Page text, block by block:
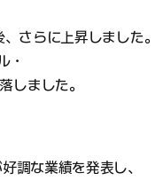
さらに上昇しました。
・
しました。
調な業績を発表し、